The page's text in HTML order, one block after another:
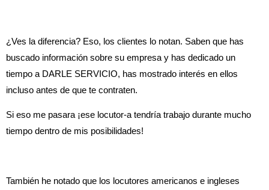
¿Ves la diferencia? Eso, los clientes lo notan. Saben que has
buscado información sobre su empresa y has dedicado un
tiempo a DARLE SERVICIO, has mostrado interés en ellos
incluso antes de que te contraten.
Si eso me pasara ¡ese locutor-a tendría trabajo durante mucho
tiempo dentro de mis posibilidades!
También he notado que los locutores americanos e ingleses